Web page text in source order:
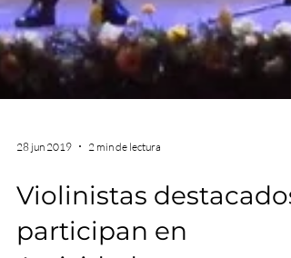
28 jun 2019 2 min de lectura
Violinistas destacados